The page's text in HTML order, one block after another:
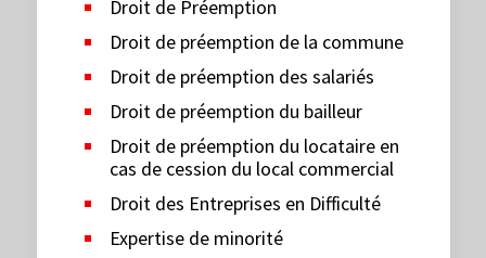
Droit de Préemption
Droit de préemption de la commune
Droit de préemption des salariés
Droit de préemption du bailleur
Droit de préemption du locataire en
cas de cession du local commercial
Droit des Entreprises en Difficulté
Expertise de minorité